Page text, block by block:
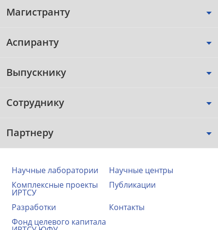
Магистранту
Аспиранту
Выпускнику
Сотруднику
Партнеру
Научные лаборатории
Научные центры
Комплексные проекты
ИРТСУ
Публикации
Разработки
Контакты
Фонд целевого капитала